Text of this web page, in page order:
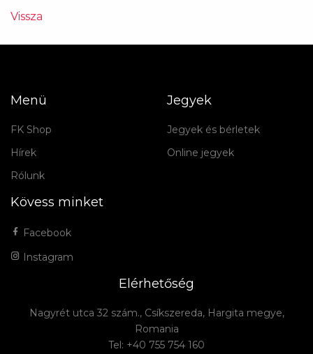
Vissza
Menü
FK Shop
Hírek
Rólunk
Jegyek
Jegyek és bérletek
Online jegyek
Kövess minket
Facebook
Instagram
Elérhetőség
Nagyrét utca 32 szám., Csíkszereda, Hargita megye,
Romania
Tel: +40 755 754 160